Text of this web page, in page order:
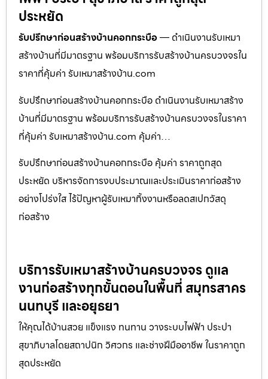
ประหยัด
รับปรึกษาก่อนสร้างบ้านคอกกระบือ— ดำเนินงานรับเหมา
สร้างบ้านที่มีมาตรฐาน พร้อมบริการรับสร้างบ้านครบวงจรใน
ราคาที่คุ้มค่า รับเหมาสร้างบ้าน.com
รับปรึกษาก่อนสร้างบ้านคอกกระบือ ดำเนินงานรับเหมาสร้าง
บ้านที่มีมาตรฐาน พร้อมบริการรับสร้างบ้านครบวงจรในราคา
ที่คุ้มค่า รับเหมาสร้างบ้าน.com คุ้มค่า…
รับปรึกษาก่อนสร้างบ้านคอกกระบือ คุ้มค่า ราคาถูกสุด
ประหยัด บริหารจัดการงบประมาณและประเมินราคาก่อสร้าง
อย่างโปร่งใส ไร้ปัญหาผู้รับเหมาทิ้งงานหรือลดสเปกวัสดุ
ก่อสร้าง
บริการรับเหมาสร้างบ้านครบวงจร ดูแล
งานก่อสร้างทุกขั้นตอนในพื้นที่ สมุทรสาคร
นนทบุรี และอยุธยา
ให้คุณได้บ้านสวย แข็งแรง ทนทาน วางระบบไฟฟ้า ประปา
สุขาภิบาลโดยสถาปนิก วิศวกร และช่างฝีมืออาชีพ ในราคาถูก
สุดประหยัด